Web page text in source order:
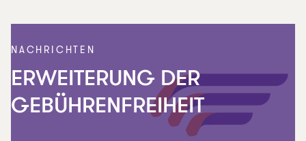
NACHRICHTEN
ERWEITERUNG DER
GEBÜHRENFREIHEIT